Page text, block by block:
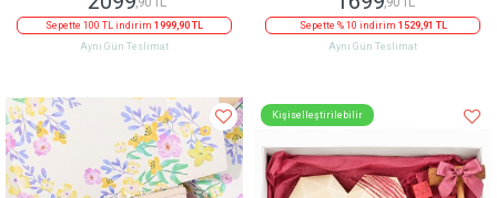
Sepette 100 TL indirim 1999,90 TL
Aynı Gün Teslimat
Sepette % 10 indirim 1529,91 TL
Aynı Gün Teslimat
Kişiselleştirilebilir